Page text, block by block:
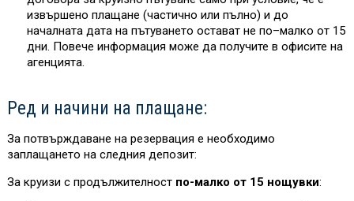
извършено плащане (частично или пълно) и до
началната дата на пътуването остават не по–малко от 15
дни. Повече информация може да получите в офисите на
агенцията.
Ред и начини на плащане:
За потвърждаване на резервация е необходимо
заплащането на следния депозит:
За круизи с продължителност по-малко от 15 нощувки: